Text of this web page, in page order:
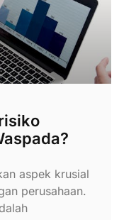
aspek krusial
perusahaan.